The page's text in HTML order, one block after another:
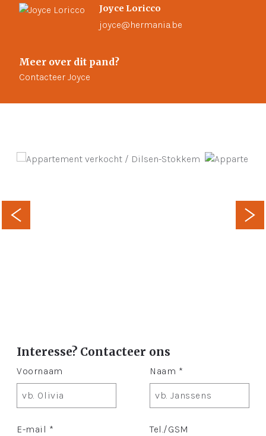
Joyce Loricco
joyce@hermania.be
Meer over dit pand?
Contacteer Joyce
Interesse? Contacteer ons
Voornaam Naam *
E-mail * Tel./GSM